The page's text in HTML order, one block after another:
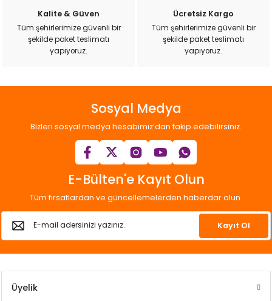
Kalite & Güven
Tüm şehirlerimize güvenli bir
şekilde paket teslimatı
yapıyoruz.
Ücretsiz Kargo
Tüm şehirlerimize güvenli bir
şekilde paket teslimatı
yapıyoruz.
Sosyal Medya
Bizleri sosyal medya hesabımız’dan takip edebilirsiniz.
E-Bülten'e Kayıt Olun
Tüm fırsatlardan ve güncellemelerden haberdar olun.
Kayıt Ol
Üyelik